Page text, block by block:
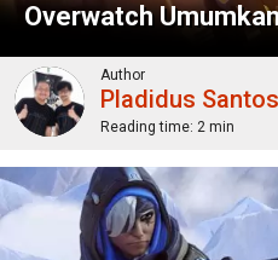
Overwatch
Author
Pladidus
Reading time: 2 min